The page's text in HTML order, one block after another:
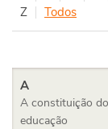
Z
Todos
A
A constituição
educação